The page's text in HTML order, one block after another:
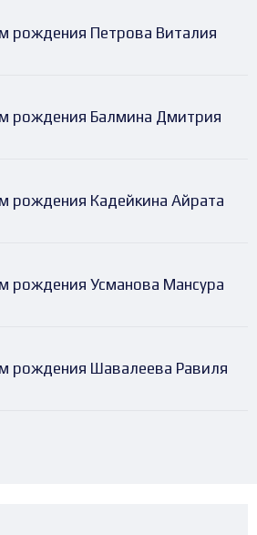
рождения Петрова Виталия
рождения Балмина Дмитрия
рождения Кадейкина Айрата
рождения Усманова Мансура
рождения Шавалеева Равиля